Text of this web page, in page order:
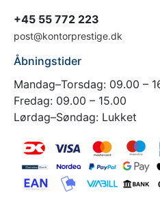
+45 55 772 223
post@kontorprestige.dk
Åbningstider
Mandag–Torsdag: 09.00 –
Fredag: 09.00 – 15.00
Lørdag–Søndag: Lukket